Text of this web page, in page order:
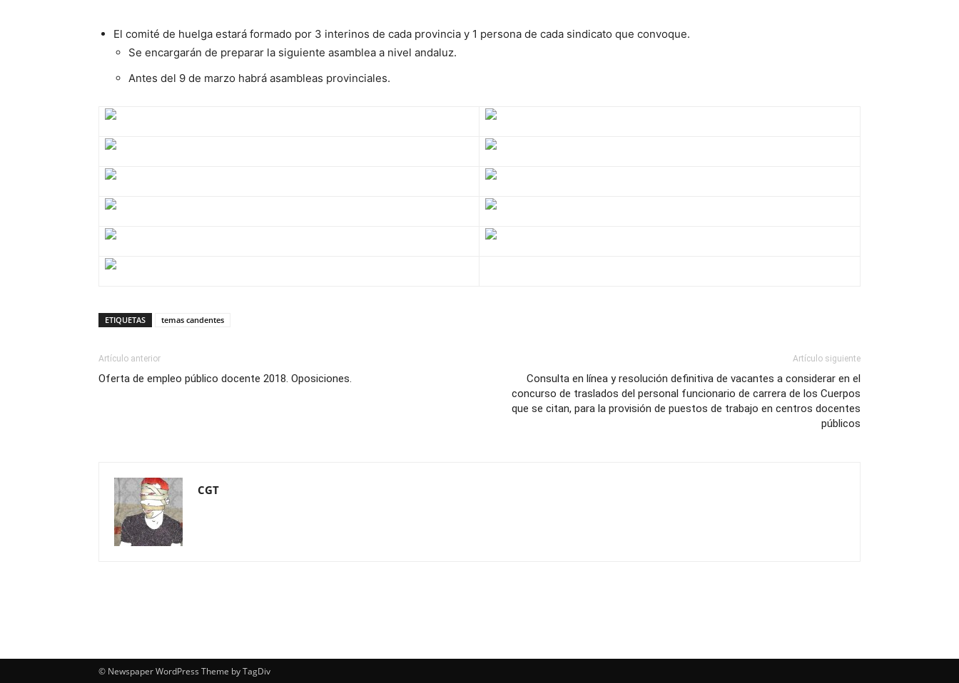
El comité de huelga estará formado por 3 interinos de cada provincia y 1 persona de cada sindicato que convoque.
Se encargarán de preparar la siguiente asamblea a nivel andaluz.
Antes del 9 de marzo habrá asambleas provinciales.
ETIQUETAS temas candentes
Artículo anterior
Oferta de empleo público docente 2018. Oposiciones.
Artículo siguiente
Consulta en línea y resolución definitiva de vacantes a considerar en el
concurso de traslados del personal funcionario de carrera de los Cuerpos
que se citan, para la provisión de puestos de trabajo en centros docentes
públicos
CGT
© Newspaper WordPress Theme by TagDiv